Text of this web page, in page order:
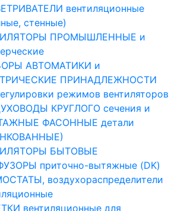
вентиляционные
стенные)
ПРОМЫШЛЕННЫЕ и
АВТОМАТИКИ и
ПРИНАДЛЕЖНОСТИ
режимов вентиляторов
КРУГЛОГО сечения и
ФАСОННЫЕ детали
БЫТОВЫЕ
приточно-вытяжные (DK)
воздухораспределители
вентиляционные для